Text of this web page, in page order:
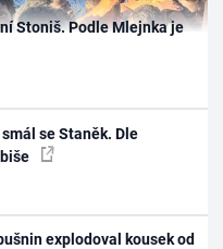
Stoniš. Podle Mlejnka je
se Staněk. Dle
explodoval kousek od